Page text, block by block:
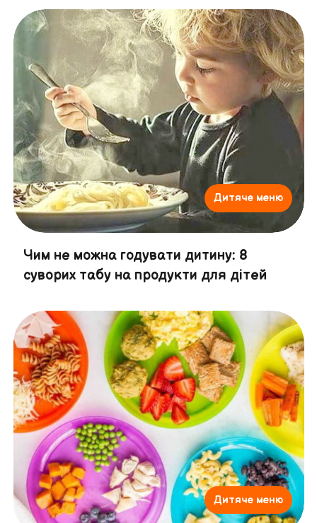
Дитяче меню
Чим не можна годувати дитину: 8
суворих табу на продукти для дітей
Дитяче меню